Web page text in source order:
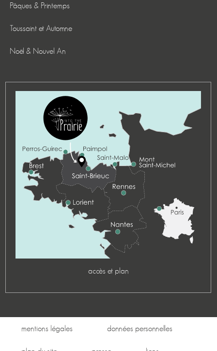
Pâques & Printemps
Toussaint et Automne
Noël & Nouvel An
accès et plan
mentions légales données personnelles